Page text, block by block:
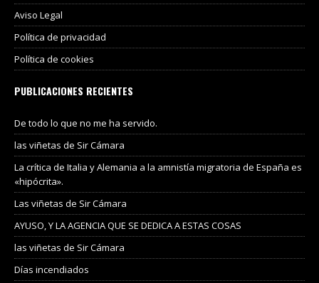
Aviso Legal
Política de privacidad
Política de cookies
PUBLICACIONES RECIENTES
De todo lo que no me ha servido.
las viñetas de Sir Cámara
La crítica de Italia y Alemania a la amnistía migratoria de España es
«hipócrita».
Las viñetas de Sir Cámara
AYUSO, Y LA AGENCIA QUE SE DEDICA A ESTAS COSAS
las viñetas de Sir Cámara
Días incendiados